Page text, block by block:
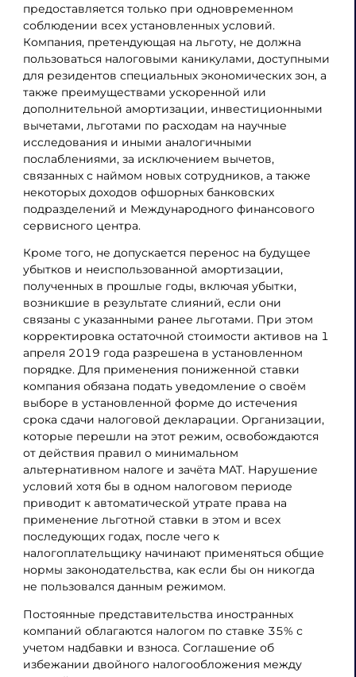
предоставляется только при одновременном
соблюдении всех установленных условий.
Компания, претендующая на льготу, не должна
пользоваться налоговыми каникулами, доступными
для резидентов специальных экономических зон, а
также преимуществами ускоренной или
дополнительной амортизации, инвестиционными
вычетами, льготами по расходам на научные
исследования и иными аналогичными
послаблениями, за исключением вычетов,
связанных с наймом новых сотрудников, а также
некоторых доходов офшорных банковских
подразделений и Международного финансового
сервисного центра.
Кроме того, не допускается перенос на будущее
убытков и неиспользованной амортизации,
полученных в прошлые годы, включая убытки,
возникшие в результате слияний, если они
связаны с указанными ранее льготами. При этом
корректировка остаточной стоимости активов на 1
апреля 2019 года разрешена в установленном
порядке. Для применения пониженной ставки
компания обязана подать уведомление о своём
выборе в установленной форме до истечения
срока сдачи налоговой декларации. Организации,
которые перешли на этот режим, освобождаются
от действия правил о минимальном
альтернативном налоге и зачёта MAT. Нарушение
условий хотя бы в одном налоговом периоде
приводит к автоматической утрате права на
применение льготной ставки в этом и всех
последующих годах, после чего к
налогоплательщику начинают применяться общие
нормы законодательства, как если бы он никогда
не пользовался данным режимом.
Постоянные представительства иностранных
компаний облагаются налогом по ставке 35% с
учетом надбавки и взноса. Соглашение об
избежании двойного налогообложения между